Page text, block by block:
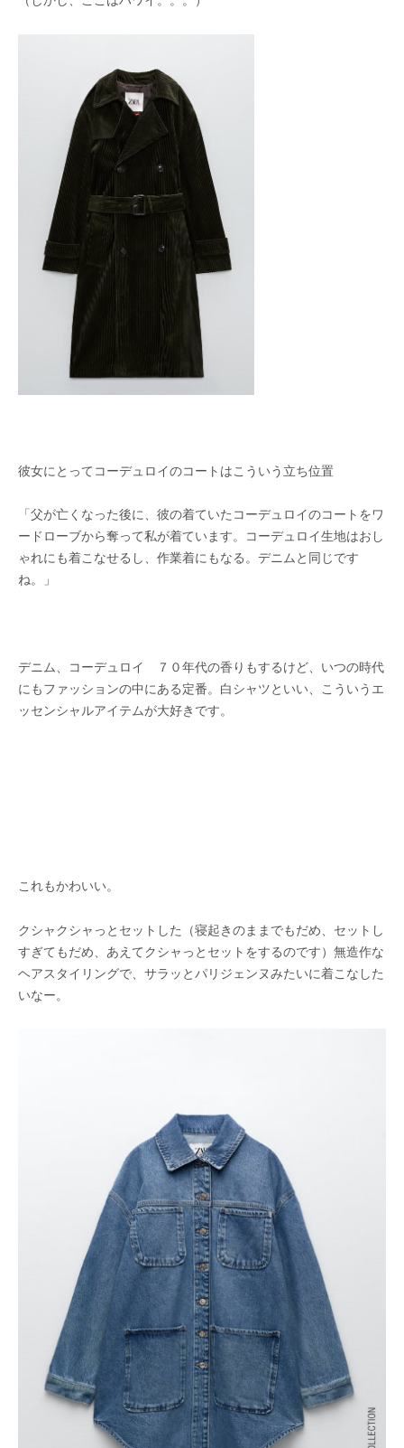
彼女にとってコーデュロイのコートはこういう立ち位置
「父が亡くなった後に、彼の着ていたコーデュロイのコートをワ
ードローブから奪って私が着ています。コーデュロイ生地はおし
ゃれにも着こなせるし、作業着にもなる。デニムと同じです
ね。」
デニム、コーデュロイ ７０年代の香りもするけど、いつの時代
にもファッションの中にある定番。白シャツといい、こういうエ
ッセンシャルアイテムが大好きです。
これもかわいい。
クシャクシャっとセットした（寝起きのままでもだめ、セットし
すぎてもだめ、あえてクシャっとセットをするのです）無造作な
ヘアスタイリングで、サラッとパリジェンヌみたいに着こなした
いなー。